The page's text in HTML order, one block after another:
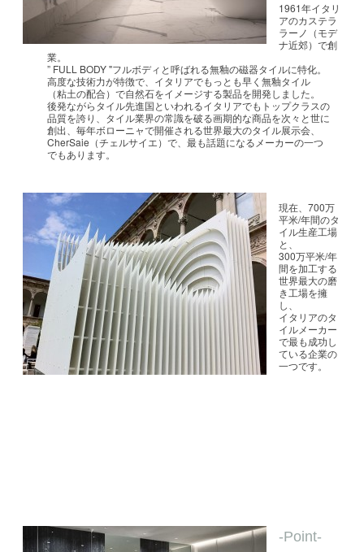
1961年イタリ
アのカステラ
ラーノ（モデ
ナ近郊）で創
業。
” FULL BODY "フルボディと呼ばれる無釉の磁器タイルに特化。
高度な技術力が特徴で、イタリアでもっとも早く無釉タイル
（粘土の配合）で自然石をイメージする製品を開発しました。
後発ながらタイル先進国といわれるイタリアでもトップクラスの
品質を誇り、タイル業界の常識を破る画期的な商品を次々と世に
創出、毎年ボローニャで開催される世界最大のタイル展示会、
CherSaie（チェルサイエ）で、最も話題になるメーカーの一つ
でもあります。
現在、700万
平米/年間のタ
イル生産工場
と、
300万平米/年
間を加工する
世界最大の磨
き工場を擁
し、
イタリアのタ
イルメーカー
で最も成功し
ている企業の
一つです。
-Point-